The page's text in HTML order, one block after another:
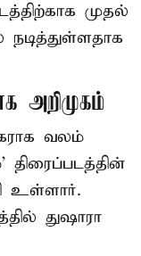
முதல்
அறிமுகம்
வலம்
உள்ளார்.
துஷாரா